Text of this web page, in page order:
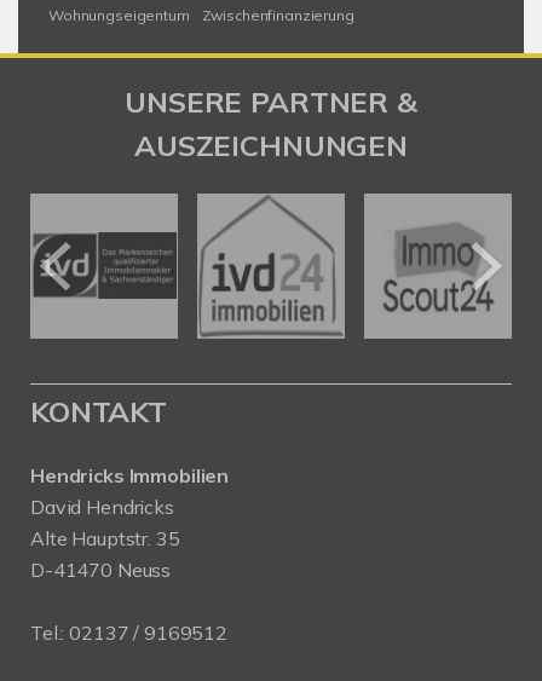
Wohnungseigentum
Zwischenfinanzierung
UNSERE PARTNER &
AUSZEICHNUNGEN
KONTAKT
Hendricks Immobilien
David Hendricks
Alte Hauptstr. 35
D-41470 Neuss
Tel.: 02137 / 9169512